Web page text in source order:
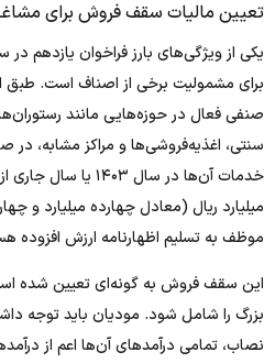
تعیین مالیات سقف فروش برای
برای مشمولیت برخی از اصناف است. طبق
صنفی فعال در حوزه‌هایی مانند
سنتی، اغذیه‌فروشی‌ها و مراکز مشابه،
خدمات آن‌ها در سال
میلیارد ریال (معادل چهارده میلیارد و
موظف به تسلیم اظهارنامه ارزش افزوده
این سقف فروش به گونه‌ای تعیین شده
بزرگ را شامل شود. مودیان باید توجه
نصاب، تمامی درآمدهای آن‌ها اعم از